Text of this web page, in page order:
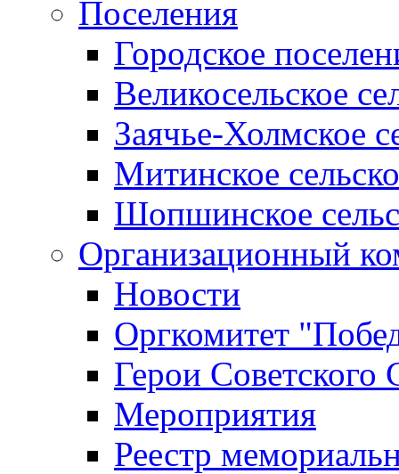
Поселения
Городское
Великосельское
Заячье-Холмское
Митинское
Шопшинское
Организационный
Новости
Оргкомитет
Герои Советского
Мероприятия
Реестр